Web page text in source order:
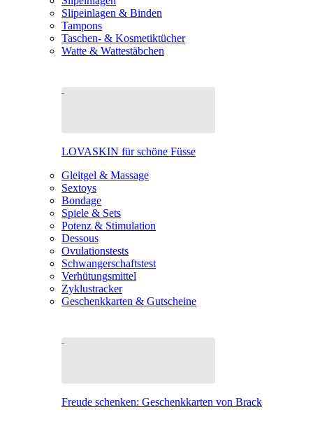
Slipeinlagen & Binden
Tampons
Taschen- & Kosmetiktücher
Watte & Wattestäbchen
LOVASKIN für schöne Füsse
Gleitgel & Massage
Sextoys
Bondage
Spiele & Sets
Potenz & Stimulation
Dessous
Ovulationstests
Schwangerschaftstest
Verhütungsmittel
Zyklustracker
Geschenkkarten & Gutscheine
Freude schenken: Geschenkkarten von Brack